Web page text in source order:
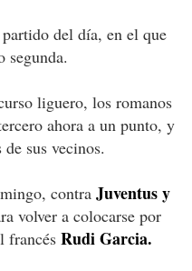
del día, en el que
segunda.
liguero, los romanos
ahora a un punto, y
sus vecinos.
contra Juventus y
volver a colocarse por
francés Rudi Garcia.